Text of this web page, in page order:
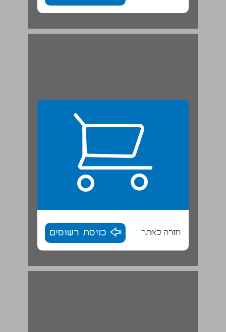
סדר היום החדש של מרכזי תרבות ואמנות ... 28
חזרה לאתר כניסת רשומים